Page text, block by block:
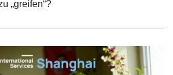
„greifen“?